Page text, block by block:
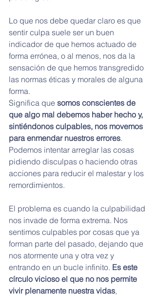
Lo que nos debe quedar claro es que
sentir culpa suele ser un buen
indicador de que hemos actuado de
forma errónea, o al menos, nos da la
sensación de que hemos transgredido
las normas éticas y morales de alguna
forma.
Significa que somos conscientes de
que algo mal debemos haber hecho y,
sintiéndonos culpables, nos movemos
para enmendar nuestros errores.
Podemos intentar arreglar las cosas
pidiendo disculpas o haciendo otras
acciones para reducir el malestar y los
remordimientos.
El problema es cuando la culpabilidad
nos invade de forma extrema. Nos
sentimos culpables por cosas que ya
forman parte del pasado, dejando que
nos atormente una y otra vez y
entrando en un bucle infinito. Es este
círculo vicioso el que no nos permite
vivir plenamente nuestra vidas,